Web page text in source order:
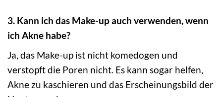
3. Kann ich das Make-up auch verwenden, wenn
ich Akne habe?
Ja, das Make-up ist nicht komedogen und
verstopft die Poren nicht. Es kann sogar helfen,
Akne zu kaschieren und das Erscheinungsbild der